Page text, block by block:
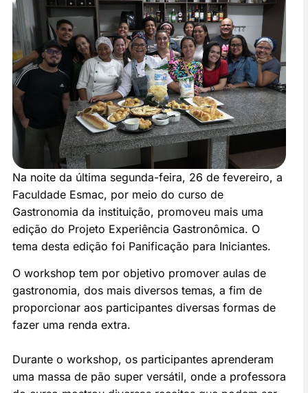
Na noite da última segunda-feira, 26 de fevereiro, a
Faculdade Esmac, por meio do curso de
Gastronomia da instituição, promoveu mais uma
edição do Projeto Experiência Gastronômica. O
tema desta edição foi Panificação para Iniciantes.
O workshop tem por objetivo promover aulas de
gastronomia, dos mais diversos temas, a fim de
proporcionar aos participantes diversas formas de
fazer uma renda extra.
Durante o workshop, os participantes aprenderam
uma massa de pão super versátil, onde a professora